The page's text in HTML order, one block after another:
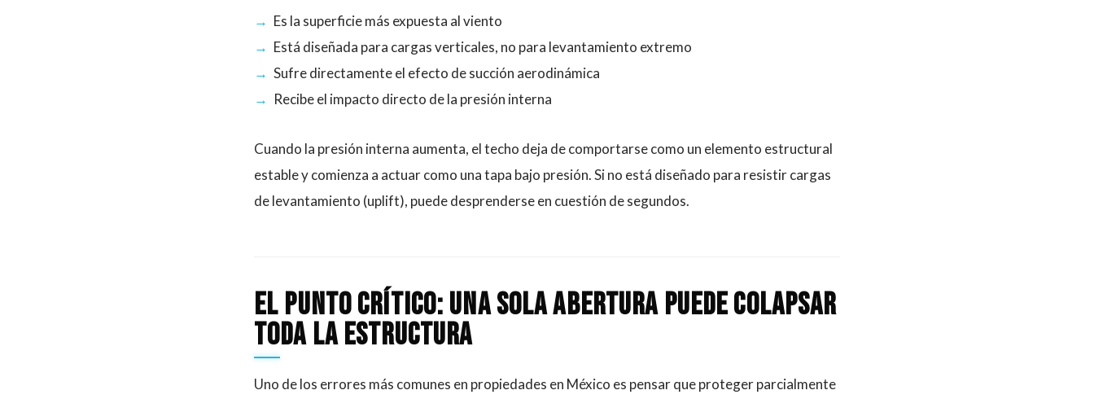
Es la superficie más expuesta al viento
Está diseñada para cargas verticales, no para levantamiento extremo
Sufre directamente el efecto de succión aerodinámica
Recibe el impacto directo de la presión interna
Cuando la presión interna aumenta, el techo deja de comportarse como un elemento estructural
estable y comienza a actuar como una tapa bajo presión. Si no está diseñado para resistir cargas
de levantamiento (uplift), puede desprenderse en cuestión de segundos.
El punto crítico: una sola abertura puede colapsar
toda la estructura
Uno de los errores más comunes en propiedades en México es pensar que proteger parcialmente